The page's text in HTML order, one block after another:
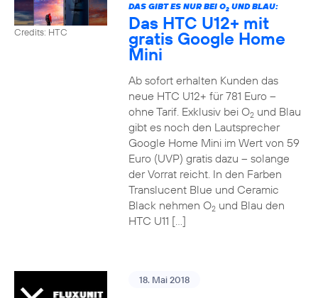
Credits: HTC
DAS GIBT ES NUR BEI O2UND BLAU:
Das HTC U12+ mit
gratis Google Home
Mini
Ab sofort erhalten Kunden das
neue HTC U12+ für 781 Euro –
ohne Tarif. Exklusiv bei O2und Blau
gibt es noch den Lautsprecher
Google Home Mini im Wert von 59
Euro (UVP) gratis dazu – solange
der Vorrat reicht. In den Farben
Translucent Blue und Ceramic
Black nehmen O2und Blau den
HTC U11 […]
18. Mai 2018